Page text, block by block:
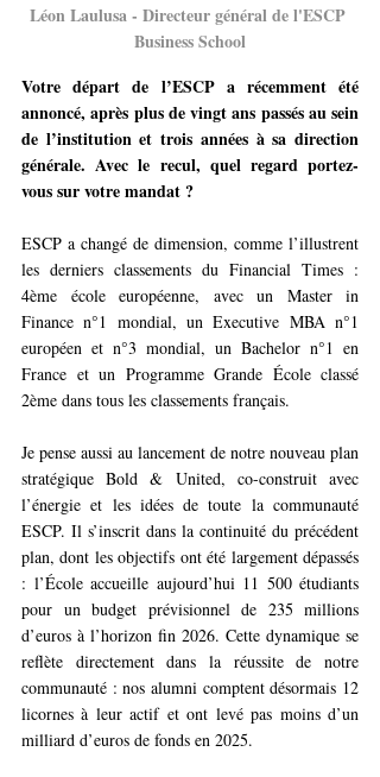
Léon Laulusa - Directeur général de l'ESCP
Business School
Votre départ de l’ESCP a récemment été
annoncé, après plus de vingt ans passés au sein
de l’institution et trois années à sa direction
générale. Avec le recul, quel regard portez-
vous sur votre mandat ?
ESCP a changé de dimension, comme l’illustrent
les derniers classements du Financial Times :
4ème école européenne, avec un Master in
Finance n°1 mondial, un Executive MBA n°1
européen et n°3 mondial, un Bachelor n°1 en
France et un Programme Grande École classé
2ème dans tous les classements français.
Je pense aussi au lancement de notre nouveau plan
stratégique Bold & United, co-construit avec
l’énergie et les idées de toute la communauté
ESCP. Il s’inscrit dans la continuité du précédent
plan, dont les objectifs ont été largement dépassés
: l’École accueille aujourd’hui 11 500 étudiants
pour un budget prévisionnel de 235 millions
d’euros à l’horizon fin 2026. Cette dynamique se
reflète directement dans la réussite de notre
communauté : nos alumni comptent désormais 12
licornes à leur actif et ont levé pas moins d’un
milliard d’euros de fonds en 2025.